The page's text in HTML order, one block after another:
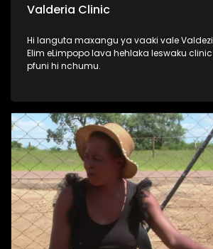
Valderia Clinic
Hi languta maxangu ya vaaki vale Valdezia ekusuhi na
Elim eLimpopo lava hehlaka leswaku
pfuni hi nchumu.